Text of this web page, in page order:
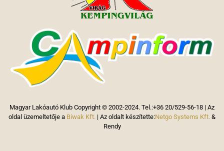
Magyar Lakóautó Klub Copyright © 2002-2024. Tel.:+36 20/529-56-18 | Az
oldal üzemeltetője a Biwak Kft. | Az oldalt készítette:Netgo Systems Kft. &
Rendy